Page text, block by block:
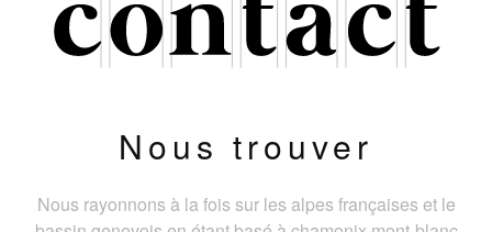
Nous trouver
Nous rayonnons à la fois sur les alpes françaises et le